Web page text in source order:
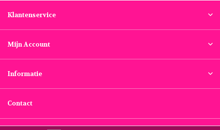
Klantenservice
Mijn Account
Informatie
Contact